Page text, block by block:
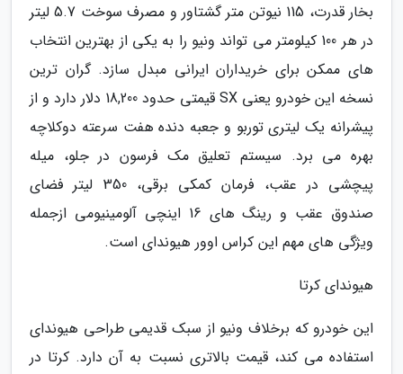
بخار قدرت، 115 نیوتن متر گشتاور و مصرف سوخت 5.7 لیتر
در هر 100 کیلومتر می تواند ونیو را به یکی از بهترین انتخاب
های ممکن برای خریداران ایرانی مبدل سازد. گران ترین
نسخه این خودرو یعنی SX قیمتی حدود 18,200 دلار دارد و از
پیشرانه یک لیتری توربو و جعبه دنده هفت سرعته دوکلاچه
بهره می برد. سیستم تعلیق مک فرسون در جلو، میله
پیچشی در عقب، فرمان کمکی برقی، 350 لیتر فضای
صندوق عقب و رینگ های 16 اینچی آلومینیومی ازجمله
ویژگی های مهم این کراس اوور هیوندای است.
هیوندای کرتا
این خودرو که برخلاف ونیو از سبک قدیمی طراحی هیوندای
استفاده می کند، قیمت بالاتری نسبت به آن دارد. کرتا در